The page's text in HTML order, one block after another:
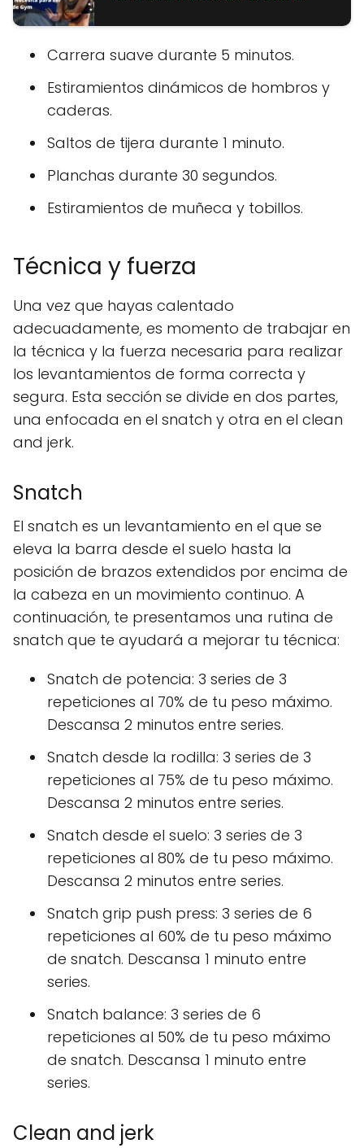
Carrera suave durante 5 minutos.
Estiramientos dinámicos de hombros y
caderas.
Saltos de tijera durante 1 minuto.
Planchas durante 30 segundos.
Estiramientos de muñeca y tobillos.
Técnica y fuerza
Una vez que hayas calentado
adecuadamente, es momento de trabajar en
la técnica y la fuerza necesaria para realizar
los levantamientos de forma correcta y
segura. Esta sección se divide en dos partes,
una enfocada en el snatch y otra en el clean
and jerk.
Snatch
El snatch es un levantamiento en el que se
eleva la barra desde el suelo hasta la
posición de brazos extendidos por encima de
la cabeza en un movimiento continuo. A
continuación, te presentamos una rutina de
snatch que te ayudará a mejorar tu técnica:
Snatch de potencia: 3 series de 3
repeticiones al 70% de tu peso máximo.
Descansa 2 minutos entre series.
Snatch desde la rodilla: 3 series de 3
repeticiones al 75% de tu peso máximo.
Descansa 2 minutos entre series.
Snatch desde el suelo: 3 series de 3
repeticiones al 80% de tu peso máximo.
Descansa 2 minutos entre series.
Snatch grip push press: 3 series de 6
repeticiones al 60% de tu peso máximo
de snatch. Descansa 1 minuto entre
series.
Snatch balance: 3 series de 6
repeticiones al 50% de tu peso máximo
de snatch. Descansa 1 minuto entre
series.
Clean and jerk